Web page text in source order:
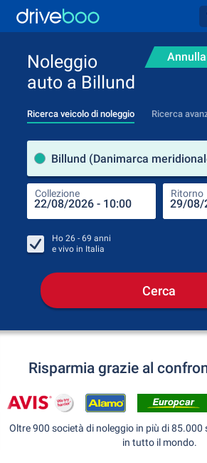
Noleggio
auto a Billund
Ricerca veicolo di noleggio Ricerca
Billund (Danimarca
Collezione Ritorno
Ho 26 - 69 anni
e vivo in Italia
Cerca
Risparmia grazie al
Oltre 900 società di noleggio in più di
in tutto il mondo.